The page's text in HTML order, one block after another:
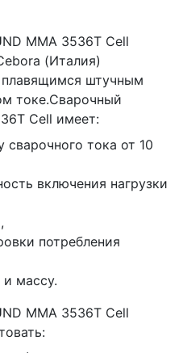
MMA 3536T Cell
(Италия)
плавящимся штучным
токе.Сварочный
Cell имеет:
сварочного тока от 10
включения нагрузки
потребления
массу.
MMA 3536T Cell